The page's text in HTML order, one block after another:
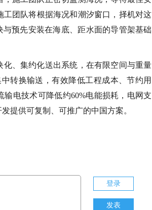
团队将根据海况和潮汐窗口，择机对这
预先安装在海底、距水面的导管架基础
、集约化送出系统，在有限空间与重量
转换输送，有效降低工程成本、节约用
电技术可降低约60%电能损耗，电网支
提供可复制、可推广的中国方案。
登录
发表